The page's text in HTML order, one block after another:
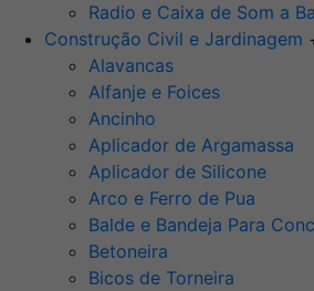
Radio e Caixa de Som a
Construção Civil e Jardinagem
Alavancas
Alfanje e Foices
Ancinho
Aplicador de Argamassa
Aplicador de Silicone
Arco e Ferro de Pua
Balde e Bandeja Para
Betoneira
Bicos de Torneira